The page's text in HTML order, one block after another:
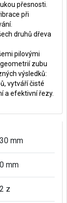
přesnosti.
při
druhů dřeva
pilovými
zubu
výsledků:
vytváří čisté
a efektivní řezy.
mm
mm
z